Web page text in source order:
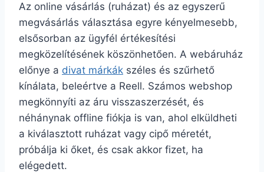
Az online vásárlás (ruházat) és az egyszerű
megvásárlás választása egyre kényelmesebb,
elsősorban az ügyfél értékesítési
megközelítésének köszönhetően. A webáruház
előnye a divat márkák széles és szűrhető
kínálata, beleértve a Reell. Számos webshop
megkönnyíti az áru visszaszerzését, és
néhánynak offline fiókja is van, ahol elküldheti
a kiválasztott ruházat vagy cipő méretét,
próbálja ki őket, és csak akkor fizet, ha
elégedett.